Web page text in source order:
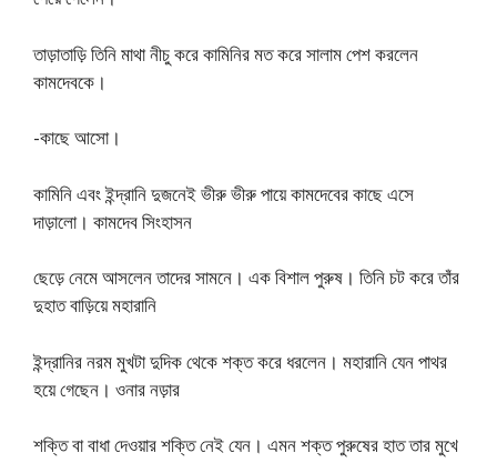
তাড়াতাড়ি তিনি মাথা নীচু করে কামিনির মত করে সালাম পেশ করলেন
কামদেবকে।
-কাছে আসাে।
কামিনি এবং ইন্দ্রানি দুজনেই ভীরু ভীরু পায়ে কামদেবের কাছে এসে
দাড়ালাে। কামদেব সিংহাসন
ছেড়ে নেমে আসলেন তাদের সামনে। এক বিশাল পুরুষ। তিনি চট করে তাঁর
দুহাত বাড়িয়ে মহারানি
ইন্দ্রানির নরম মুখটা দুদিক থেকে শক্ত করে ধরলেন। মহারানি যেন পাথর
হয়ে গেছেন। ওনার নড়ার
শক্তি বা বাধা দেওয়ার শক্তি নেই যেন। এমন শক্ত পুরুষের হাত তার মুখে